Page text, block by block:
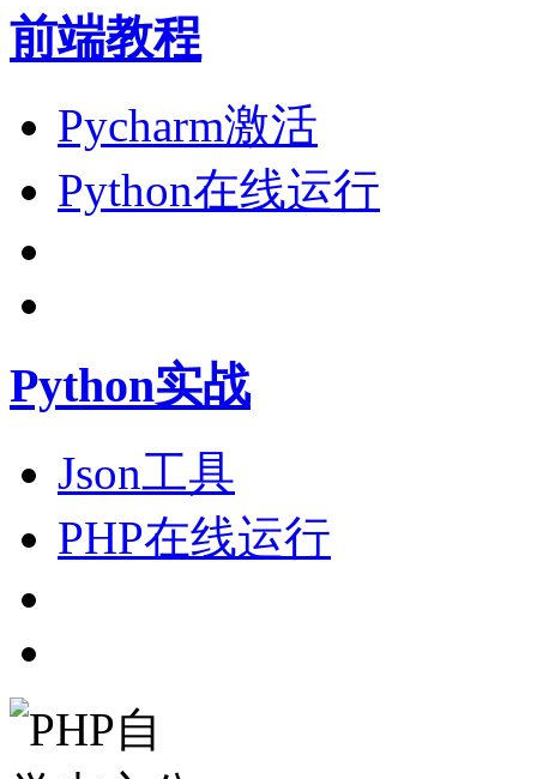
前端教程
Pycharm激活
Python在线运行
Python实战
Json工具
PHP在线运行